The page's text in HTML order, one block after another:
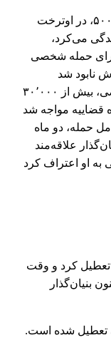
، بانک سرمایه‌گذاری فورچون ۵۰۰، در اوترخت
می‌کرد،
برای حمله شخصی
نابود شد
(تجهیزات کامپیوتری، مبلمان، وسایل شخصی، بیش از ۳۰٬۰۰۰
قضاییه مواجه شد
حمله، دو ماه
علاقه‌مند
به او اعتراف کرد
تعطیل کرد و وقت
بنیان‌گذار
تعطیل شده است.